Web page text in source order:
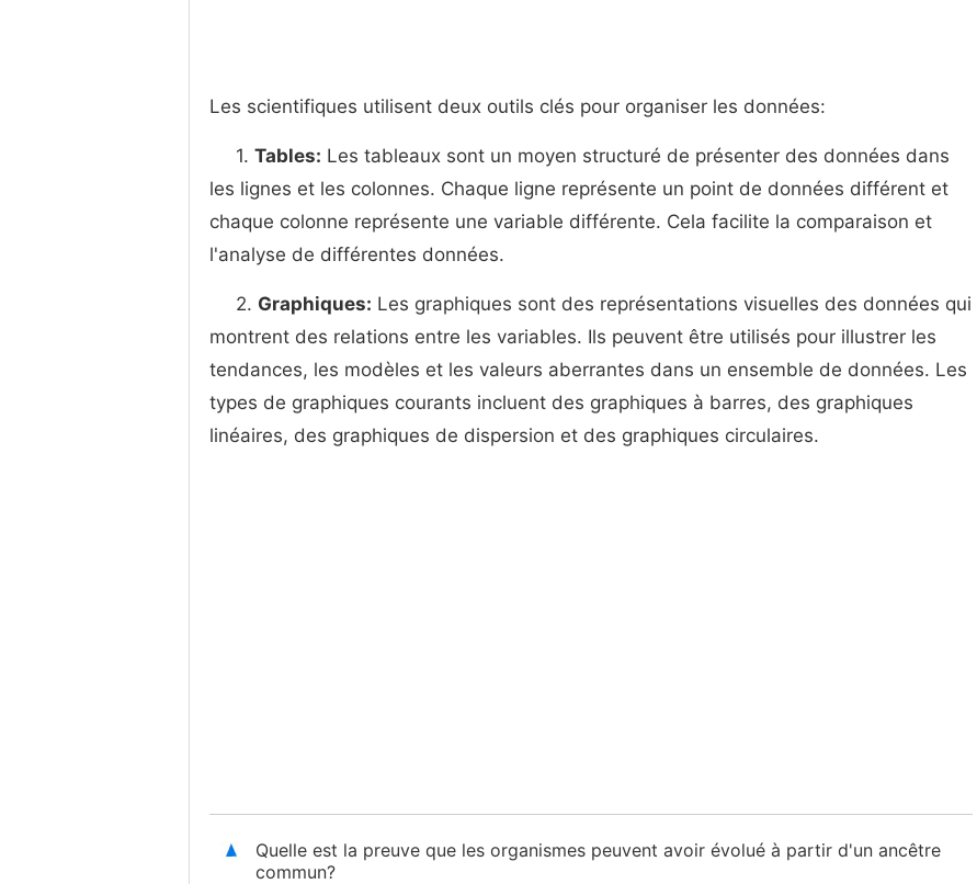
Les scientifiques utilisent deux outils clés pour organiser les données:
1. Tables: Les tableaux sont un moyen structuré de présenter des données dans
les lignes et les colonnes. Chaque ligne représente un point de données différent et
chaque colonne représente une variable différente. Cela facilite la comparaison et
l'analyse de différentes données.
2. Graphiques: Les graphiques sont des représentations visuelles des données qui
montrent des relations entre les variables. Ils peuvent être utilisés pour illustrer les
tendances, les modèles et les valeurs aberrantes dans un ensemble de données. Les
types de graphiques courants incluent des graphiques à barres, des graphiques
linéaires, des graphiques de dispersion et des graphiques circulaires.
Quelle est la preuve que les organismes peuvent avoir évolué à partir d'un ancêtre
commun?